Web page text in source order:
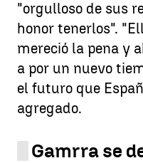
"orgulloso de sus
honor tenerlos".
mereció la pena y
a por un nuevo
el futuro que
agregado.
Gamrra se